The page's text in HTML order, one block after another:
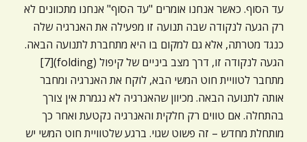
עד הסוף. כאשר אנחנו אומרים "עד הסוף" אנחנו מתכוונים לא
רק הגעה לנקודה שבה תנועה זו מפעילה את האנרגיה שלה
כנגד מטרתה, אלא גם למקום בו היא מתחברת לתנועה הבאה.
הגעה לנקודה זו, דרך מצב ביניים של קיפול (folding)[7]
מתחבר לטוויית חוט המשי הבא, לוקח את האנרגיה ומחבר
אותה לתנועה הבאה. מכיוון שהאנרגיה לא נגמרת אין צורך
בהתחלה. אם טווים רק חלקית והאנרגיה נקטעת ואחר כך
מותחלת מחדש – זה פשוט שגוי. ברגע שלטוויית חוט המשי יש